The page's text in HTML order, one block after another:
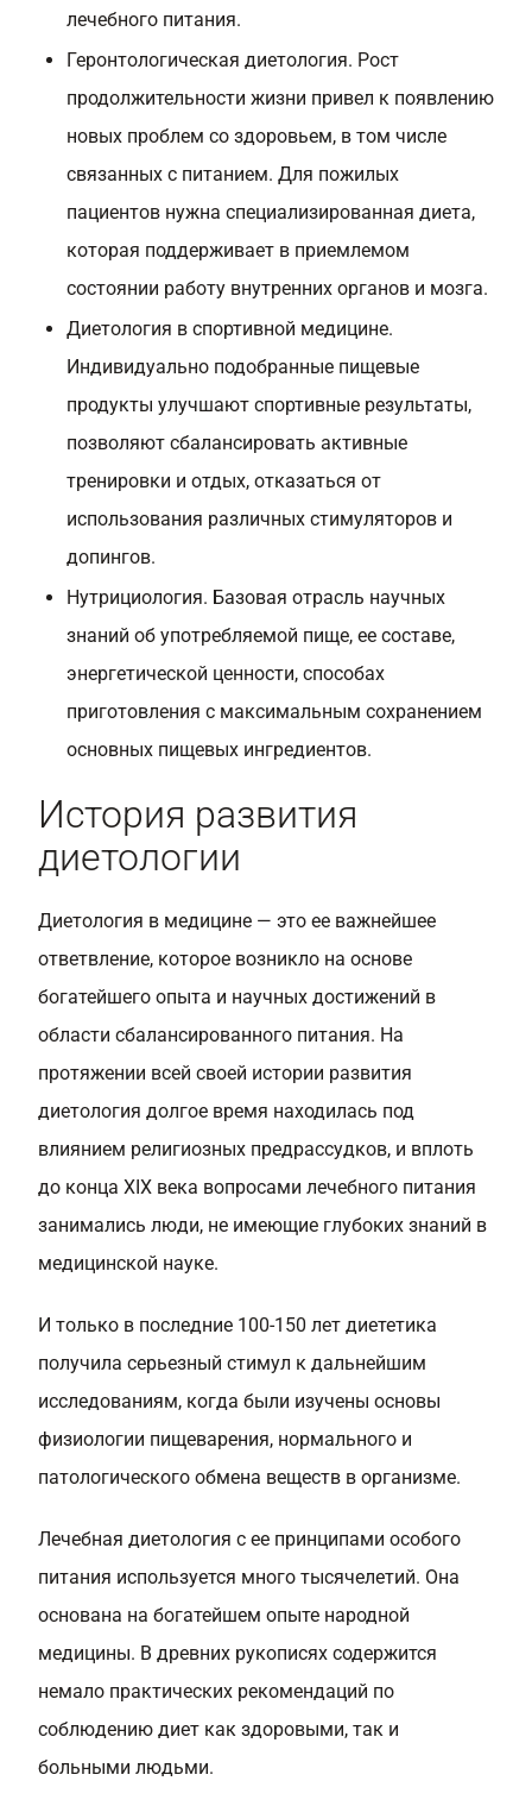
лечебного питания.
Геронтологическая диетология. Рост
продолжительности жизни привел к появлению
новых проблем со здоровьем, в том числе
связанных с питанием. Для пожилых
пациентов нужна специализированная диета,
которая поддерживает в приемлемом
состоянии работу внутренних органов и мозга.
Диетология в спортивной медицине.
Индивидуально подобранные пищевые
продукты улучшают спортивные результаты,
позволяют сбалансировать активные
тренировки и отдых, отказаться от
использования различных стимуляторов и
допингов.
Нутрициология. Базовая отрасль научных
знаний об употребляемой пище, ее составе,
энергетической ценности, способах
приготовления с максимальным сохранением
основных пищевых ингредиентов.
История развития
диетологии
Диетология в медицине — это ее важнейшее
ответвление, которое возникло на основе
богатейшего опыта и научных достижений в
области сбалансированного питания. На
протяжении всей своей истории развития
диетология долгое время находилась под
влиянием религиозных предрассудков, и вплоть
до конца XIX века вопросами лечебного питания
занимались люди, не имеющие глубоких знаний в
медицинской науке.
И только в последние 100-150 лет диететика
получила серьезный стимул к дальнейшим
исследованиям, когда были изучены основы
физиологии пищеварения, нормального и
патологического обмена веществ в организме.
Лечебная диетология с ее принципами особого
питания используется много тысячелетий. Она
основана на богатейшем опыте народной
медицины. В древних рукописях содержится
немало практических рекомендаций по
соблюдению диет как здоровыми, так и
больными людьми.